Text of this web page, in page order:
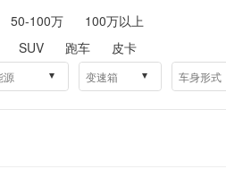
50-100万
100万以上
SUV 跑车
皮卡